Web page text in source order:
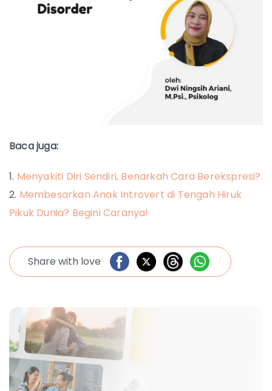
Baca juga:
Menyakiti Diri Sendiri, Benarkah Cara Berekspresi?
Membesarkan Anak Introvert di Tengah Hiruk
Pikuk Dunia? Begini Caranya!
Share with love